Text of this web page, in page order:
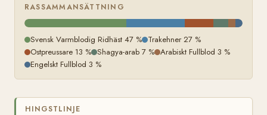
RASSAMMANSÄTTNING
Svensk Varmblodig Ridhäst 47 % Trakehner 27 %
Ostpreussare 13 % Shagya-arab 7 % Arabiskt Fullblod 3 %
Engelskt Fullblod 3 %
HINGSTLINJE